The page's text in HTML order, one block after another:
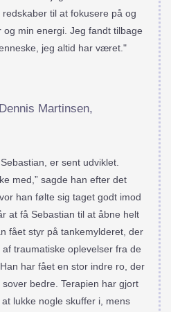
til at fokusere på og
min energi. Jeg fandt tilbage
jeg altid har været."
Martinsen,
er sent udviklet.
med,” sagde han efter det
han følte sig taget godt imod
at få Sebastian til at åbne helt
fået styr på tankemylderet, der
traumatiske oplevelser fra de
har fået en stor indre ro, der
bedre. Terapien har gjort
lukke nogle skuffer i, mens